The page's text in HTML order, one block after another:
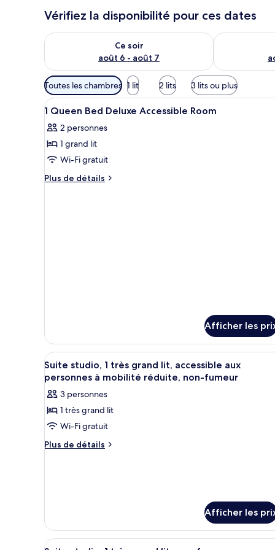
Vérifiez la disponibilité pour ces dates
Ce soir
août 6 - août 7
Vérifier la disponibilité pour ce soir août 6 - août 7
Vérifier la
Filtres
disponibles
pour
chambres
Toutes les chambres 1 lit 2 lits 3 lits ou plus
Afficher
toutes
les
photos
pour
ce
Une chambre d’hôtel avec
1
1 Queen Bed Deluxe Accessible Room
2 personnes
1 grand lit
Wi-Fi gratuit
Plus de détails
Plus
Afficher les
Afficher
toutes
les
photos
pour
ce
type
très
grand
Un salon moderne avec un
7
Suite studio, 1 très grand lit, accessible aux
personnes à mobilité réduite, non-fumeur
3 personnes
1 très grand lit
Wi-Fi gratuit
Plus de détails
Plus
très
grand
lit,
Afficher les
Afficher
Un salon moderne avec un